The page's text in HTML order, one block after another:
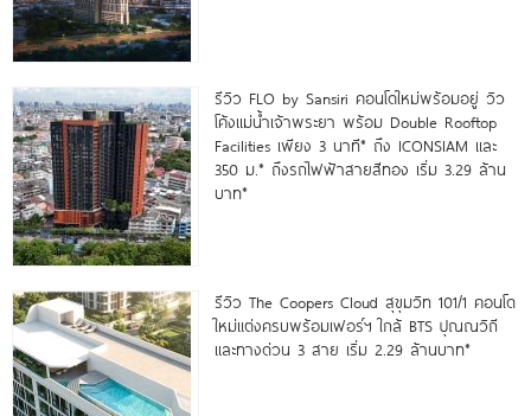
รีวิว FLO by Sansiri คอนโดใหม่พร้อมอยู่ วิว
โค้งแม่น้ำเจ้าพระยา พร้อม Double Rooftop
Facilities เพียง 3 นาที* ถึง ICONSIAM และ
350 ม.* ถึงรถไฟฟ้าสายสีทอง เริ่ม 3.29 ล้าน
บาท*
รีวิว The Coopers Cloud สุขุมวิท 101/1 คอนโด
ใหม่แต่งครบพร้อมเฟอร์ฯ ใกล้ BTS ปุณณวิถี
และทางด่วน 3 สาย เริ่ม 2.29 ล้านบาท*